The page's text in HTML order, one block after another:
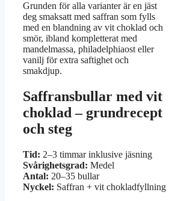
Grunden för alla varianter är en jäst
deg smaksatt med saffran som fylls
med en blandning av vit choklad och
smör, ibland kompletterat med
mandelmassa, philadelphiaost eller
vanilj för extra saftighet och
smakdjup.
Saffransbullar med vit
choklad – grundrecept
och steg
Tid: 2–3 timmar inklusive jäsning
Svårighetsgrad: Medel
Antal: 20–35 bullar
Nyckel: Saffran + vit chokladfyllning